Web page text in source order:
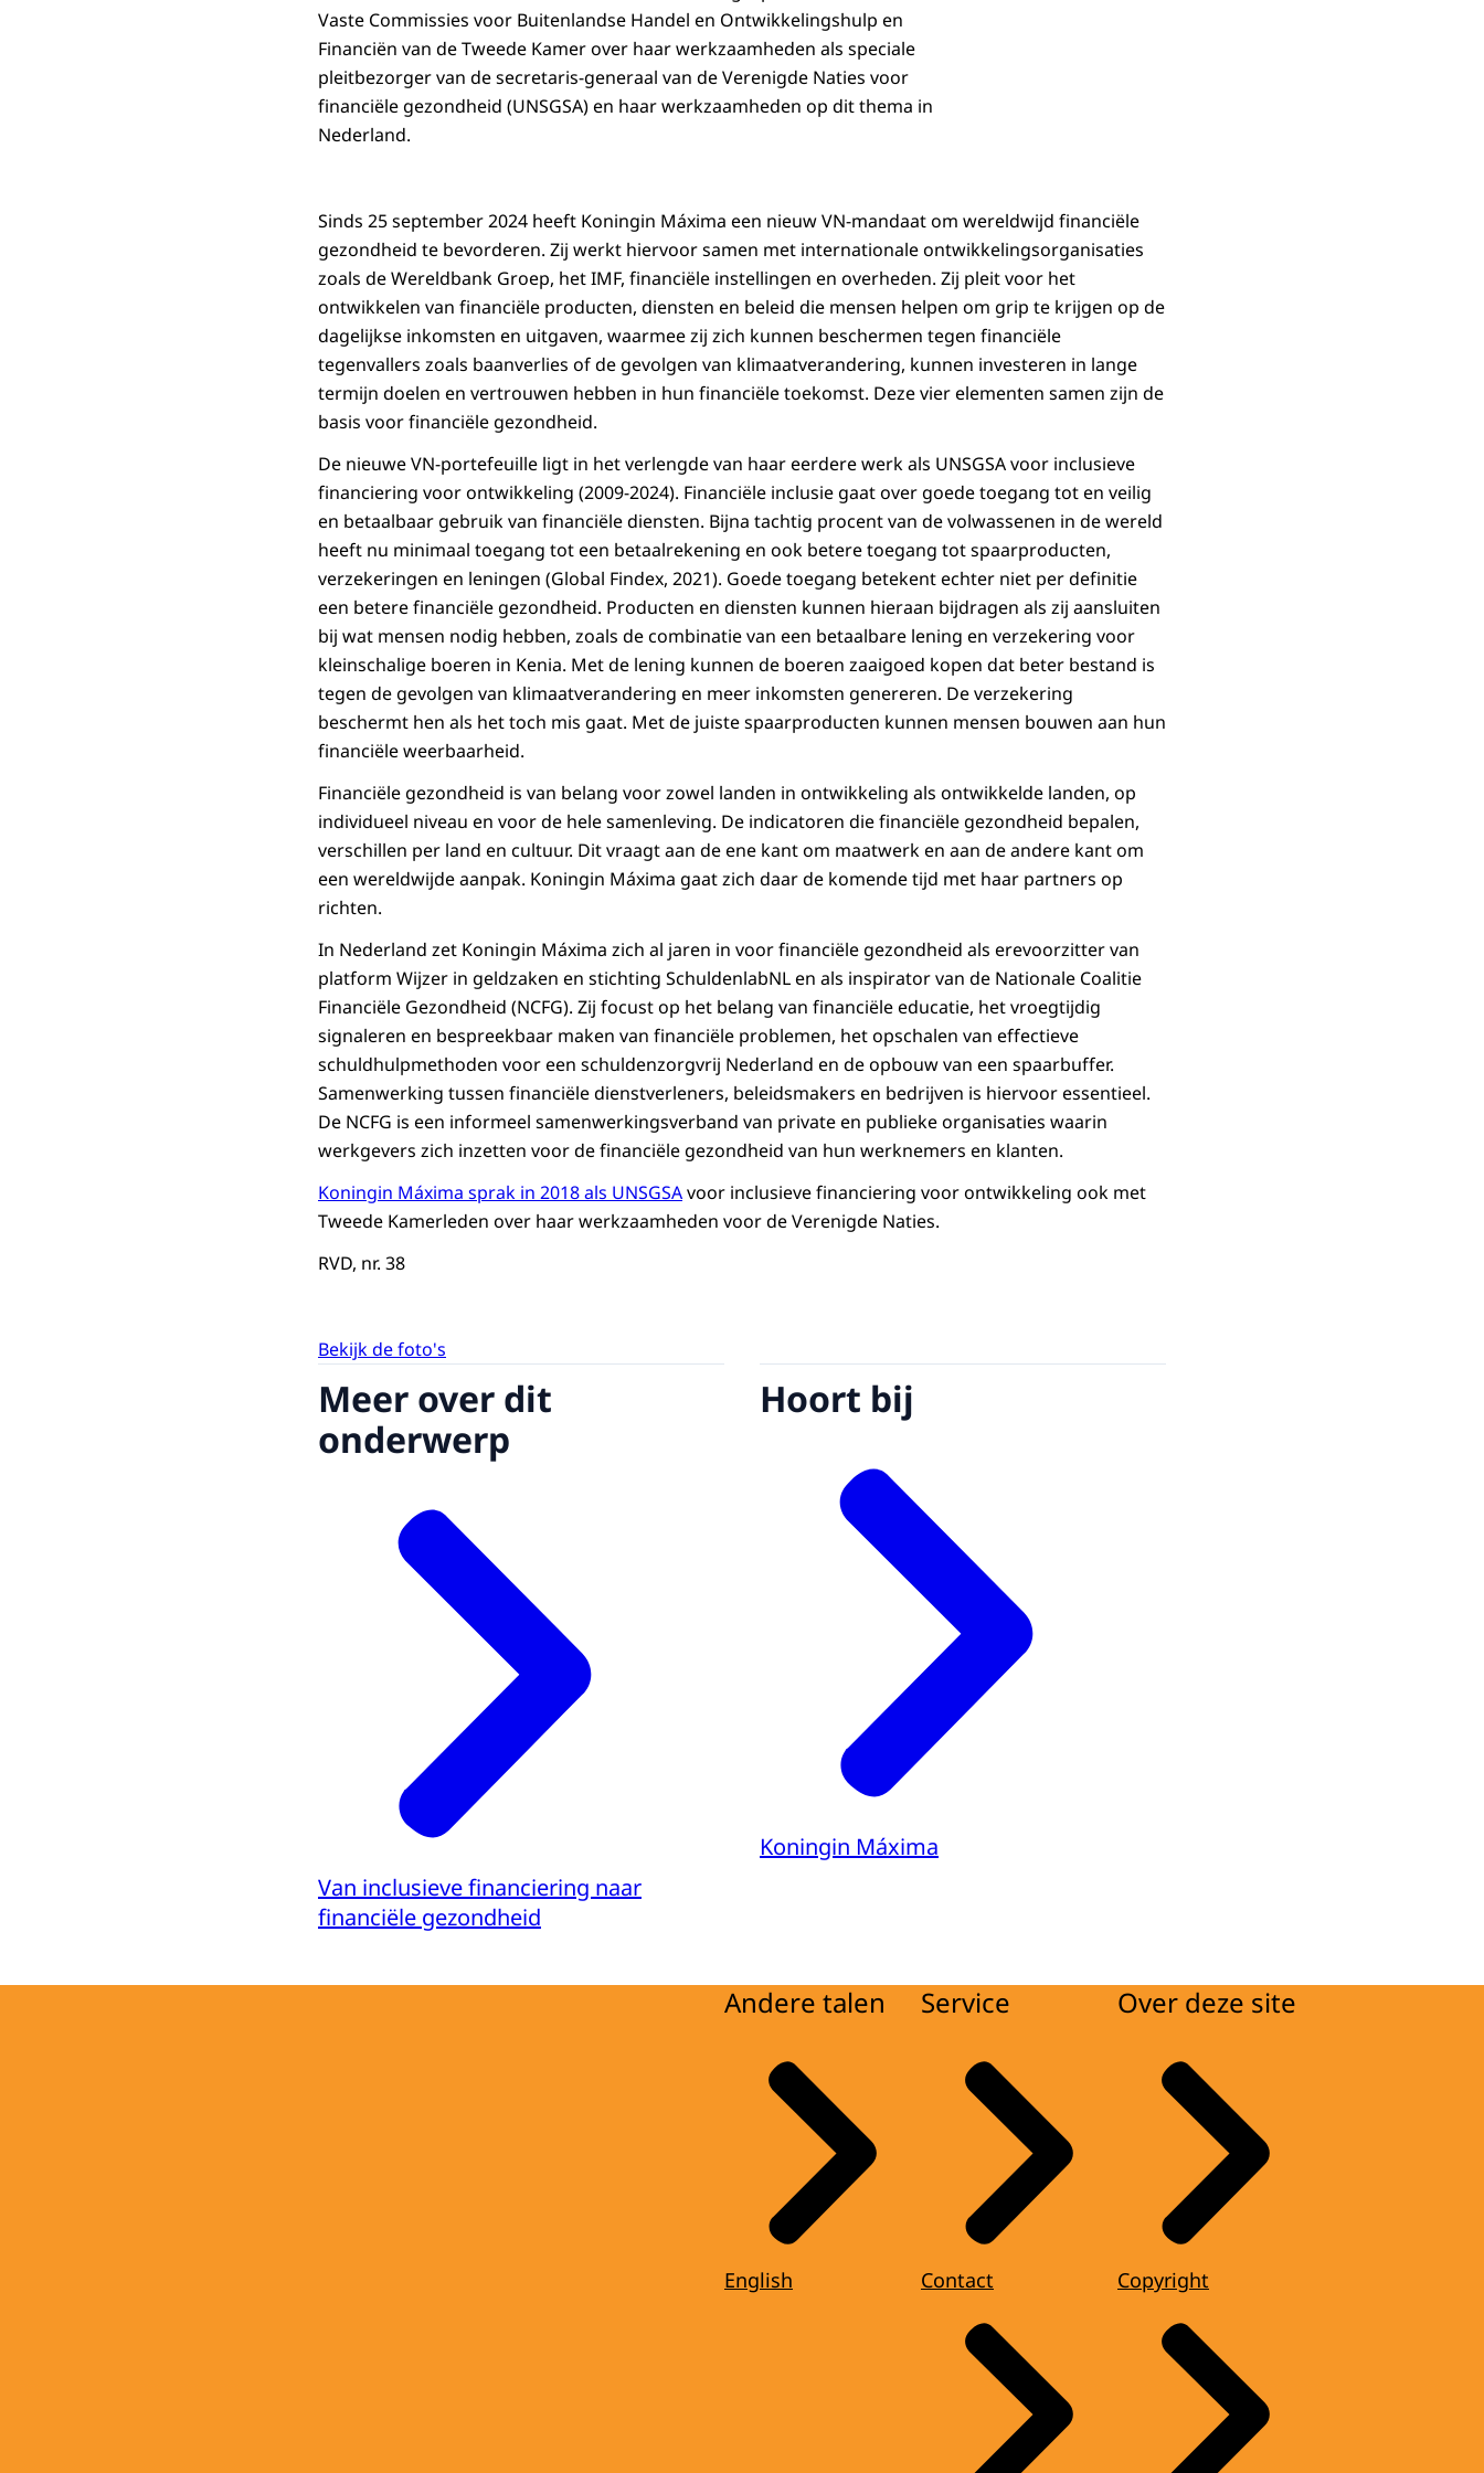
Vaste Commissies voor Buitenlandse Handel en Ontwikkelingshulp en
Financiën van de Tweede Kamer over haar werkzaamheden als speciale
pleitbezorger van de secretaris-generaal van de Verenigde Naties voor
financiële gezondheid (UNSGSA) en haar werkzaamheden op dit thema in
Nederland.
Sinds 25 september 2024 heeft Koningin Máxima een nieuw VN-mandaat om wereldwijd financiële
gezondheid te bevorderen. Zij werkt hiervoor samen met internationale ontwikkelingsorganisaties
zoals de Wereldbank Groep, het IMF, financiële instellingen en overheden. Zij pleit voor het
ontwikkelen van financiële producten, diensten en beleid die mensen helpen om grip te krijgen op de
dagelijkse inkomsten en uitgaven, waarmee zij zich kunnen beschermen tegen financiële
tegenvallers zoals baanverlies of de gevolgen van klimaatverandering, kunnen investeren in lange
termijn doelen en vertrouwen hebben in hun financiële toekomst. Deze vier elementen samen zijn de
basis voor financiële gezondheid.
De nieuwe VN-portefeuille ligt in het verlengde van haar eerdere werk als UNSGSA voor inclusieve
financiering voor ontwikkeling (2009-2024). Financiële inclusie gaat over goede toegang tot en veilig
en betaalbaar gebruik van financiële diensten. Bijna tachtig procent van de volwassenen in de wereld
heeft nu minimaal toegang tot een betaalrekening en ook betere toegang tot spaarproducten,
verzekeringen en leningen (Global Findex, 2021). Goede toegang betekent echter niet per definitie
een betere financiële gezondheid. Producten en diensten kunnen hieraan bijdragen als zij aansluiten
bij wat mensen nodig hebben, zoals de combinatie van een betaalbare lening en verzekering voor
kleinschalige boeren in Kenia. Met de lening kunnen de boeren zaaigoed kopen dat beter bestand is
tegen de gevolgen van klimaatverandering en meer inkomsten genereren. De verzekering
beschermt hen als het toch mis gaat. Met de juiste spaarproducten kunnen mensen bouwen aan hun
financiële weerbaarheid.
Financiële gezondheid is van belang voor zowel landen in ontwikkeling als ontwikkelde landen, op
individueel niveau en voor de hele samenleving. De indicatoren die financiële gezondheid bepalen,
verschillen per land en cultuur. Dit vraagt aan de ene kant om maatwerk en aan de andere kant om
een wereldwijde aanpak. Koningin Máxima gaat zich daar de komende tijd met haar partners op
richten.
In Nederland zet Koningin Máxima zich al jaren in voor financiële gezondheid als erevoorzitter van
platform Wijzer in geldzaken en stichting SchuldenlabNL en als inspirator van de Nationale Coalitie
Financiële Gezondheid (NCFG). Zij focust op het belang van financiële educatie, het vroegtijdig
signaleren en bespreekbaar maken van financiële problemen, het opschalen van effectieve
schuldhulpmethoden voor een schuldenzorgvrij Nederland en de opbouw van een spaarbuffer.
Samenwerking tussen financiële dienstverleners, beleidsmakers en bedrijven is hiervoor essentieel.
De NCFG is een informeel samenwerkingsverband van private en publieke organisaties waarin
werkgevers zich inzetten voor de financiële gezondheid van hun werknemers en klanten.
Koningin Máxima sprak in 2018 als UNSGSAvoor inclusieve financiering voor ontwikkeling ook met
Tweede Kamerleden over haar werkzaamheden voor de Verenigde Naties.
RVD, nr. 38
Bekijk de foto's
Meer over dit
onderwerp
Van inclusieve financiering naar
financiële gezondheid
Hoort bij
Koningin Máxima
Andere talen
English
Service
Contact
Over deze site
Copyright